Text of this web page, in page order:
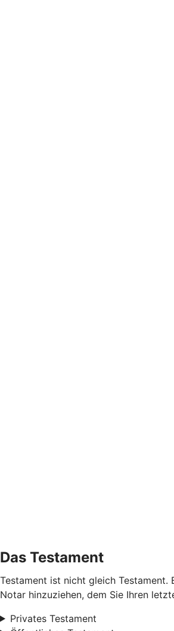
Das Testament
Testament ist nicht gleich Testament.
Notar hinzuziehen, dem Sie Ihren
Privates Testament